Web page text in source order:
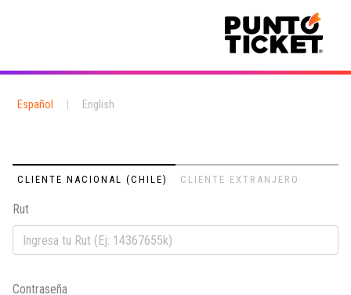
Español English
CLIENTE NACIONAL (CHILE) CLIENTE EXTRANJERO
Rut
Contraseña